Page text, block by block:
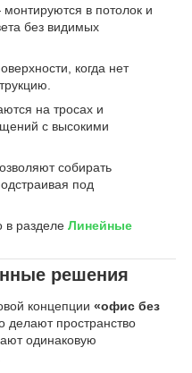
в потолок и
без видимых
когда нет
на тросах и
с высокими
собирать
под
в разделе Линейные
решения
концепции «офис без
делают пространство
одинаковую